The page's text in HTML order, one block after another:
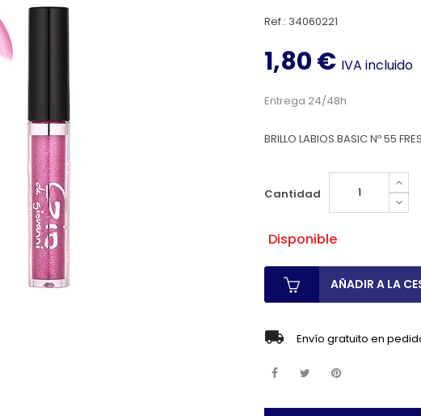
Ref.: 34060221
1,80 € IVA incluido
Entrega 24/48h
BRILLO LABIOS BASIC Nº 55
Cantidad
Disponible
AÑADIR A LA
Envío gratuito en